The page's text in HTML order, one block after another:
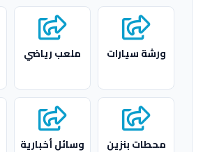
ورشة سيارات ملعب رياضي
محطات بنزين وسائل أخبارية